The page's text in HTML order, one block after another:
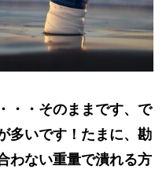
・・そのままです、で
多いです！たまに、勘
わない重量で潰れる方